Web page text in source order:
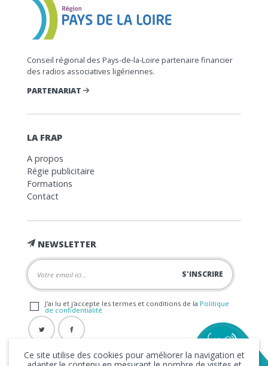
Conseil régional des Pays-de-la-Loire partenaire financier
des radios associatives ligériennes.
PARTENARIAT
LA FRAP
A propos
Régie publicitaire
Formations
Contact
NEWSLETTER
J'ai lu et j'accepte les termes et conditions de la Politique
de confidentialité
Ce site utilise des cookies pour améliorer la navigation et